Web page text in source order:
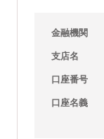
金融機関
支店名
口座番号
口座名義